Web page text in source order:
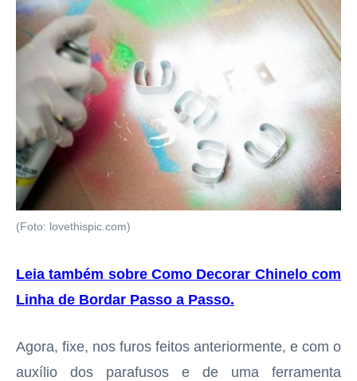
(Foto: lovethispic.com)
Leia também sobre Como Decorar Chinelo com
Linha de Bordar Passo a Passo.
Agora, fixe, nos furos feitos anteriormente, e com o
auxílio dos parafusos e de uma ferramenta